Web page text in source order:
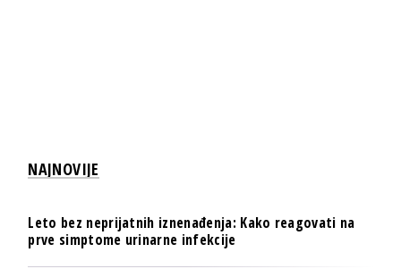
NAJNOVIJE
Leto bez neprijatnih iznenađenja: Kako reagovati na
prve simptome urinarne infekcije